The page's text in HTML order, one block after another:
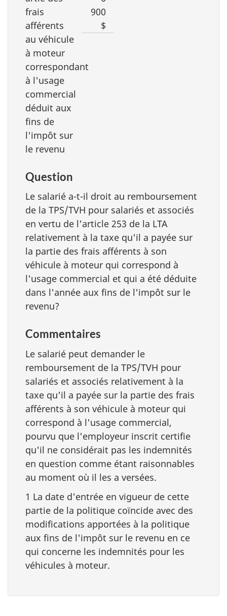
frais
afférents
au véhicule
à moteur
correspondant
à l'usage
commercial
déduit aux
fins de
l'impôt sur
le revenu
900
$
Question
Le salarié a-t-il droit au remboursement
de la TPS/TVH pour salariés et associés
en vertu de l'article 253 de la LTA
relativement à la taxe qu'il a payée sur
la partie des frais afférents à son
véhicule à moteur qui correspond à
l'usage commercial et qui a été déduite
dans l'année aux fins de l'impôt sur le
revenu?
Commentaires
Le salarié peut demander le
remboursement de la TPS/TVH pour
salariés et associés relativement à la
taxe qu'il a payée sur la partie des frais
afférents à son véhicule à moteur qui
correspond à l'usage commercial,
pourvu que l'employeur inscrit certifie
qu'il ne considérait pas les indemnités
en question comme étant raisonnables
au moment où il les a versées.
1 La date d'entrée en vigueur de cette
partie de la politique coïncide avec des
modifications apportées à la politique
aux fins de l'impôt sur le revenu en ce
qui concerne les indemnités pour les
véhicules à moteur.